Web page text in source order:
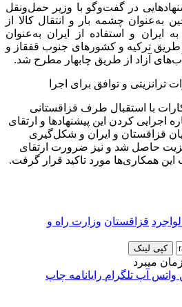
در گفت‌وگو با وزیر حمل‌ونقل
به‌عنوان چشمه بار و انتقال کالا از
و استفاده از ایران به‌عنوان
طریق ترکیه و کشورهای جنوب قفقاز و
آزاد از طریق چابهار مطرح شد.
ترانزیتی و توافق برای اجرا
با استقبال طرف قزاقستانی
اجرایی کردن این پیشنهادها و ارتقای
قزاقستان و ایران و شکل‌گیری
حاصل شد و نیز ضرورت ارتقای
همکاری‌ها مورد تاکید قرار گرفت.
قزاقستان وزارت راه و
کپی لینک
واتس آپ تلگرام رایانامه چاپ